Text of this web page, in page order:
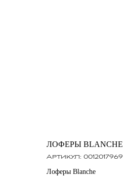
ЛОФЕРЫ BLANCHE
Артикул: 0012017969
Лоферы Blanche